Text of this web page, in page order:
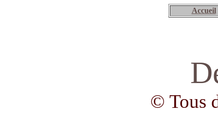
Accueil
© Tous